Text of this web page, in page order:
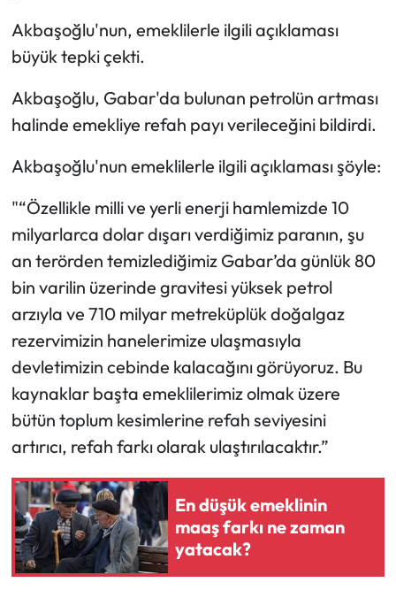
Akbaşoğlu'nun, emeklilerle ilgili açıklaması
büyük tepki çekti.
Akbaşoğlu, Gabar'da bulunan petrolün artması
halinde emekliye refah payı verileceğini bildirdi.
Akbaşoğlu'nun emeklilerle ilgili açıklaması şöyle:
"“Özellikle milli ve yerli enerji hamlemizde 10
milyarlarca dolar dışarı verdiğimiz paranın, şu
an terörden temizlediğimiz Gabar’da günlük 80
bin varilin üzerinde gravitesi yüksek petrol
arzıyla ve 710 milyar metreküplük doğalgaz
rezervimizin hanelerimize ulaşmasıyla
devletimizin cebinde kalacağını görüyoruz. Bu
kaynaklar başta emeklilerimiz olmak üzere
bütün toplum kesimlerine refah seviyesini
artırıcı, refah farkı olarak ulaştırılacaktır.”
En düşük emeklinin
maaş farkı ne zaman
yatacak?